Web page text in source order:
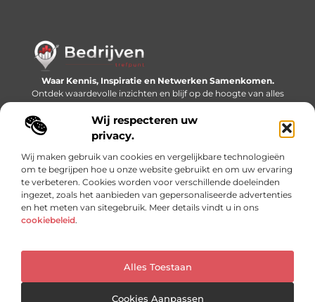
Wij respecteren uw
privacy.
Wij maken gebruik van cookies en vergelijkbare technologieën
om te begrijpen hoe u onze website gebruikt en om uw ervaring
te verbeteren. Cookies worden voor verschillende doeleinden
ingezet, zoals het aanbieden van gepersonaliseerde advertenties
en het meten van sitegebruik. Meer details vindt u in ons
cookiebeleid.
Alles Toestaan
Cookies Aanpassen
Waar Kennis, Inspiratie en Netwerken Samenkomen.
Ontdek waardevolle inzichten en blijf op de hoogte van alles
wat er speelt in de wereld.
Bericht categorie
Onze informatie
@2025 www.bedrijventrefpunt.nl. All Right Reserved.